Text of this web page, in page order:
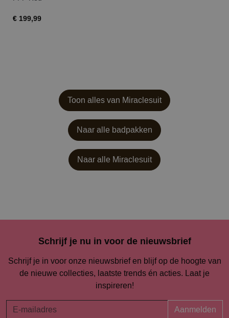
€ 199,99
Toon alles van Miraclesuit
Naar alle badpakken
Naar alle Miraclesuit
Schrijf je nu in voor de nieuwsbrief
Schrijf je in voor onze nieuwsbrief en blijf op de hoogte van
de nieuwe collecties, laatste trends én acties. Laat je
inspireren!
Aanmelden